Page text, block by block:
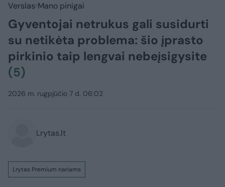
Verslas Mano pinigai
Gyventojai netrukus gali susidurti
su netikėta problema: šio įprasto
pirkinio taip lengvai nebeįsigysite
(5)
2026 m. rugpjūčio 7 d. 06:02
Lrytas.lt
Lrytas Premium nariams